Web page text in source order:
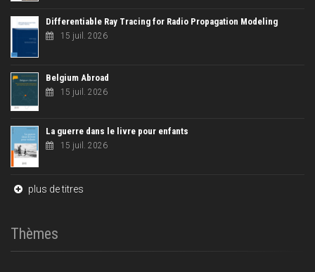
Differentiable Ray Tracing for Radio Propagation Modeling
15 juil. 2026
Belgium Abroad
15 juil. 2026
La guerre dans le livre pour enfants
15 juil. 2026
plus de titres
Thèmes